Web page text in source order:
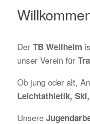
Der TB Weilheim
unser Verein für
Ob jung oder alt,
Leichtathletik,
Unsere